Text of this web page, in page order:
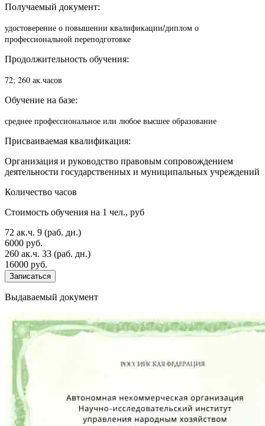
Получаемый документ:
удостоверение о повышении квалификации/диплом о
профессиональной переподготовке
Продолжительность обучения:
72; 260 ак.часов
Обучение на базе:
среднее профессиональное или любое высшее образование
Присваиваемая квалификация:
Организация и руководство правовым сопровождением
деятельности государственных и муниципальных учреждений
Количество часов
Стоимость обучения на 1 чел., руб
72 ак.ч. 9 (раб. дн.)
6000 руб.
260 ак.ч. 33 (раб. дн.)
16000 руб.
Записаться
Выдаваемый документ